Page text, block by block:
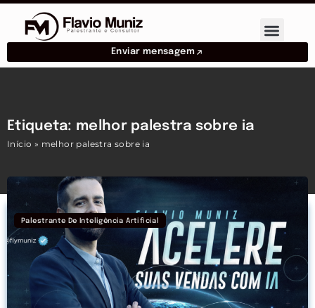
Enviar mensagem
Etiqueta: melhor palestra sobre ia
Início » melhor palestra sobre ia
Palestrante De Inteligência Artificial